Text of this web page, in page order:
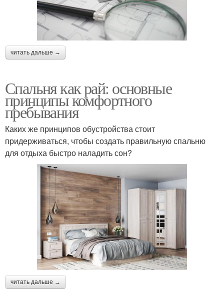
читать дальше →
Спальня как рай: основные
принципы комфортного
пребывания
Каких же принципов обустройства стоит
придерживаться, чтобы создать правильную спальню
для отдыха быстро наладить сон?
читать дальше →